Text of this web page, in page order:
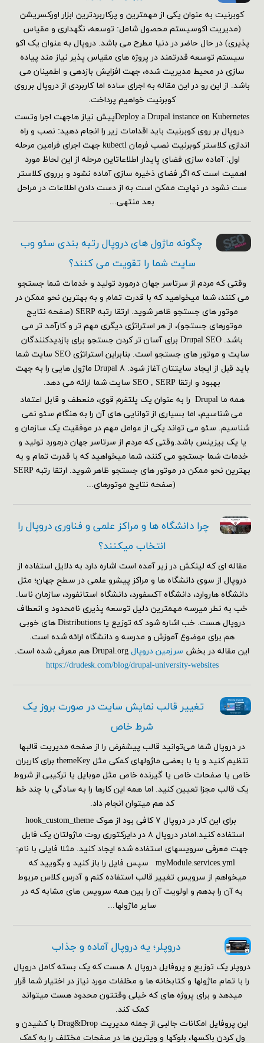
کوبرنیت به عنوان یکی از مهمترین و پرکاربردترین ابزار اورکسریشن
(مدیریت اکوسیستم محصول شامل: توسعه، نگهداری و مقیاس
پذیری) در حال حاضر در دنیا مطرح می باشد. دروپال به عنوان یک اکو
سیستم توسعه قدرتمند در پروژه های مقیاس پذیر نیاز مند پیاده
سازی در محیط مدیریت شده، جهت افزایش بازدهی و اطمینان می
باشد. از این رو در این مقاله به اجرای ساده اما کاربردی از دروپال برروی
کوبرنیت خواهیم پرداخت.
Deploy a Drupal instance on Kubernetesپیش نیاز هاجهت اجرا وتست
دروپال بر روی کوبرنیت باید اقدامات زیر را انجام دهید: نصب و راه
اندازی کلاستر کوبرنیت نصب فرمان kubectl جهت اجرای فرامین مرحله
اول: آماده سازی فضای پایدار اطلاعاتاین مرحله از این لحاظ مورد
اهمیت است که اگر فضای ذخیره سازی آماده نشود و برروی کلاستر
ست نشود در نهایت ممکن است به از دست دادن اطلاعات در مراحل
بعد منتهی...
چگونه ماژول های دروپال رتبه بندی سئو وب
سایت شما را تقویت می کنند؟
وقتی که مردم از سرتاسر جهان درمورد تولید و خدمات شما جستجو
می کنند، شما میخواهید که با قدرت تمام و به بهترین نحو ممکن در
موتور های جستجو ظاهر شوید. ارتقا رتبه SERP (صفحه نتایج
موتورهای جستجو)، از هر استراتژی دیگری مهم تر و کارآمد تر می
باشد. Drupal SEO برای آسان تر کردن جستجو برای بازدیدکنندگان
سایت و موتور های جستجو است. بنابراین استراتژی SEO سایت شما
باید قبل از ایجاد سایتتان آغاز شود. Drupal ۸ ماژول هایی را به جهت
بهبود و ارتقا SEO , SERP سایت شما ارائه می دهد.
همه ما Drupal را به عنوان یک پلتفرم قوی، منعطف و قابل اعتماد
می شناسیم، اما بسیاری از توانایی های آن را به هنگام سئو نمی
شناسیم. سئو می تواند یکی از عوامل مهم در موفقیت یک سازمان و
یا یک بیزینس باشد.وقتی که مردم از سرتاسر جهان درمورد تولید و
خدمات شما جستجو می کنند، شما میخواهید که با قدرت تمام و به
بهترین نحو ممکن در موتور های جستجو ظاهر شوید. ارتقا رتبه SERP
(صفحه نتایج موتورهای...
چرا دانشگاه ها و مراکز علمی و فناوری دروپال را
انتخاب میکنند؟
مقاله ای که لینکش در زیر آمده است اشاره دارد به دلایل استفاده از
دروپال از سوی دانشگاه ها و مراکز پیشرو علمی در سطح جهان؛ مثل
دانشگاه هاروارد، دانشگاه آکسفورد، دانشگاه استانفورد، سازمان ناسا.
خب به نطر میرسه مهمترین دلیل توسعه پذیری نامحدود و انعطاف
دروپال هست. خب اشاره شود که توزیع یا Distributions های خوبی
هم برای موضوع آموزش و مدرسه و دانشگاه ارائه شده است.
این مقاله در بخش سرزمین دروپالDrupal.org هم معرفی شده است.
https://drudesk.com/blog/drupal-university-websites
تغییر قالب نمایش سایت در صورت بروز یک
شرط خاص
در دروپال شما می‌توانید قالب پیشفرض را از صفحه مدیریت قالبها
تنظیم کنید و یا با بعضی ماژولهای کمکی مثل themeKey برای کاربران
خاص یا صفحات خاص یا گیرنده خاص مثل موبایل یا ترکیبی از شروط
یک قالب مجزا تعیین کنید. اما همه این کارها را به سادگی با چند خط
کد هم می‎توان انجام داد.
برای این کار در دروپال ۷ کافی بود از هوک hook_custom_theme
استفاده کنید.امادر دروپال ۸ در دایرکتوری روت ماژولتان یک فایل
جهت معرفی سرویسهای استفاده شده ایجاد کنید. مثلا فایلی با نام:
myModule.services.yml سپس فایل را باز کنید و بگویید که
میخواهم از سرویس تغییر قالب استفاده کنم و آدرس کلاس مربوط
به آن را بدهم و اولویت آن را بین همه سرویس های مشابه که در
سایر ماژولها...
دروپلر؛ یه دروپال آماده و جذاب
دروپلر یک توزیع و پروفایل دروپال ۸ هست که یک بسته کامل دروپال
را با تمام ماژولها و کتابخانه ها و مخلفات مورد نیاز در اختیار شما قرار
میدهد و برای پروژه های که خیلی وقتتون محدود هست میتواند
کمک کند.
این پروفایل امکانات جالبی از جمله مدیریت Drag&Drop با کشیدن و
ول کردن باکسها، بلوکها و ویترین ها در صفحات مختلف را به کمک